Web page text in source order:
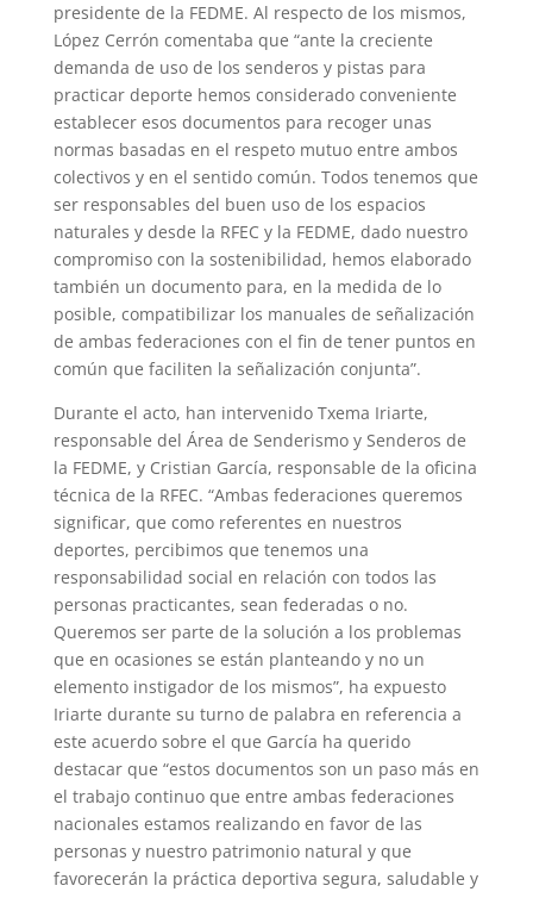
presidente de la FEDME. Al respecto de los mismos,
López Cerrón comentaba que “ante la creciente
demanda de uso de los senderos y pistas para
practicar deporte hemos considerado conveniente
establecer esos documentos para recoger unas
normas basadas en el respeto mutuo entre ambos
colectivos y en el sentido común. Todos tenemos que
ser responsables del buen uso de los espacios
naturales y desde la RFEC y la FEDME, dado nuestro
compromiso con la sostenibilidad, hemos elaborado
también un documento para, en la medida de lo
posible, compatibilizar los manuales de señalización
de ambas federaciones con el fin de tener puntos en
común que faciliten la señalización conjunta”.
Durante el acto, han intervenido Txema Iriarte,
responsable del Área de Senderismo y Senderos de
la FEDME, y Cristian García, responsable de la oficina
técnica de la RFEC. “Ambas federaciones queremos
significar, que como referentes en nuestros
deportes, percibimos que tenemos una
responsabilidad social en relación con todos las
personas practicantes, sean federadas o no.
Queremos ser parte de la solución a los problemas
que en ocasiones se están planteando y no un
elemento instigador de los mismos”, ha expuesto
Iriarte durante su turno de palabra en referencia a
este acuerdo sobre el que García ha querido
destacar que “estos documentos son un paso más en
el trabajo continuo que entre ambas federaciones
nacionales estamos realizando en favor de las
personas y nuestro patrimonio natural y que
favorecerán la práctica deportiva segura, saludable y